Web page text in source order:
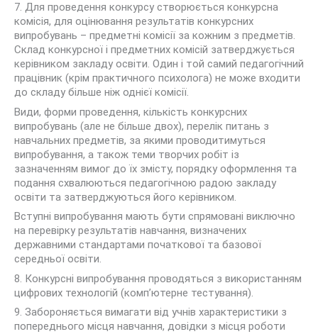
7. Для проведення конкурсу створюється конкурсна
комісія, для оцінювання результатів конкурсних
випробувань – предметні комісії за кожним з предметів.
Склад конкурсної і предметних комісій затверджується
керівником закладу освіти. Один і той самий педагогічний
працівник (крім практичного психолога) не може входити
до складу більше ніж однієї комісії.
Види, форми проведення, кількість конкурсних
випробувань (але не більше двох), перелік питань з
навчальних предметів, за якими проводитимуться
випробування, а також теми творчих робіт із
зазначенням вимог до їх змісту, порядку оформлення та
подання схвалюються педагогічною радою закладу
освіти та затверджуються його керівником.
Вступні випробування мають бути спрямовані виключно
на перевірку результатів навчання, визначених
державними стандартами початкової та базової
середньої освіти.
8. Конкурсні випробування проводяться з використанням
цифрових технологій (комп’ютерне тестування).
9. Забороняється вимагати від учнів характеристики з
попереднього місця навчання, довідки з місця роботи